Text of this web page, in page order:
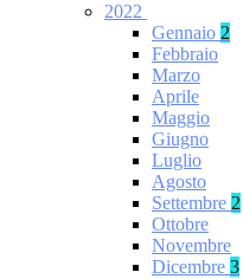
2022
Gennaio 2
Febbraio
Marzo
Aprile
Maggio
Giugno
Luglio
Agosto
Settembre 2
Ottobre
Novembre
Dicembre 3